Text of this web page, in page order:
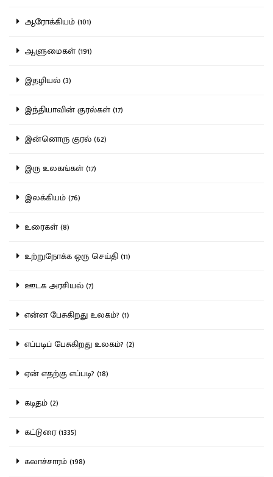
ஆரோக்கியம் (101)
ஆளுமைகள் (191)
இதழியல் (3)
இந்தியாவின் குரல்கள் (17)
இன்னொரு குரல் (62)
இரு உலகங்கள் (17)
இலக்கியம் (76)
உரைகள் (8)
உற்றுநோக்க ஒரு செய்தி (11)
ஊடக அரசியல் (7)
என்ன பேசுகிறது உலகம்? (1)
எப்படிப் பேசுகிறது உலகம்? (2)
ஏன் எதற்கு எப்படி? (18)
கடிதம் (2)
கட்டுரை (1335)
கலாச்சாரம் (198)